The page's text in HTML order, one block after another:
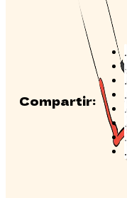
Compartir: